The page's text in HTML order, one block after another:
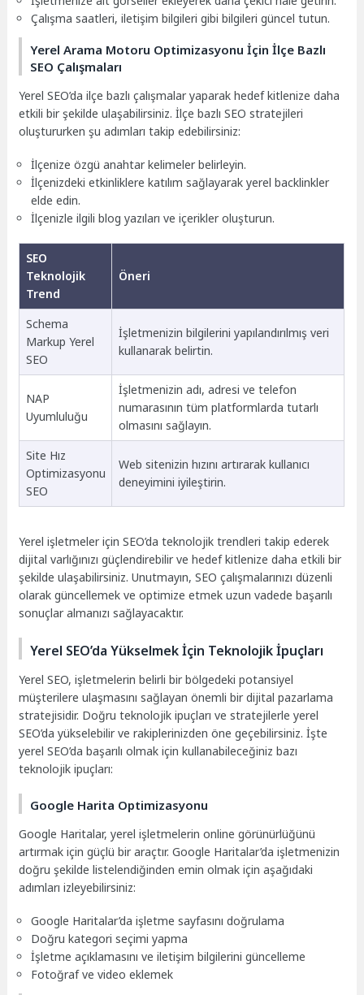
Çalışma saatleri, iletişim bilgileri gibi bilgileri güncel tutun.
Yerel Arama Motoru Optimizasyonu İçin İlçe Bazlı
SEO Çalışmaları
Yerel SEO’da ilçe bazlı çalışmalar yaparak hedef kitlenize daha
etkili bir şekilde ulaşabilirsiniz. İlçe bazlı SEO stratejileri
oluştururken şu adımları takip edebilirsiniz:
İlçenize özgü anahtar kelimeler belirleyin.
İlçenizdeki etkinliklere katılım sağlayarak yerel backlinkler
elde edin.
İlçenizle ilgili blog yazıları ve içerikler oluşturun.
SEO
Teknolojik
Trend
Öneri
Schema
Markup Yerel
SEO
İşletmenizin bilgilerini yapılandırılmış veri
kullanarak belirtin.
NAP
Uyumluluğu
İşletmenizin adı, adresi ve telefon
numarasının tüm platformlarda tutarlı
olmasını sağlayın.
Site Hız
Optimizasyonu
SEO
Web sitenizin hızını artırarak kullanıcı
deneyimini iyileştirin.
Yerel işletmeler için SEO’da teknolojik trendleri takip ederek
dijital varlığınızı güçlendirebilir ve hedef kitlenize daha etkili bir
şekilde ulaşabilirsiniz. Unutmayın, SEO çalışmalarınızı düzenli
olarak güncellemek ve optimize etmek uzun vadede başarılı
sonuçlar almanızı sağlayacaktır.
Yerel SEO’da Yükselmek İçin Teknolojik İpuçları
Yerel SEO, işletmelerin belirli bir bölgedeki potansiyel
müşterilere ulaşmasını sağlayan önemli bir dijital pazarlama
stratejisidir. Doğru teknolojik ipuçları ve stratejilerle yerel
SEO’da yükselebilir ve rakiplerinizden öne geçebilirsiniz. İşte
yerel SEO’da başarılı olmak için kullanabileceğiniz bazı
teknolojik ipuçları:
Google Harita Optimizasyonu
Google Haritalar, yerel işletmelerin online görünürlüğünü
artırmak için güçlü bir araçtır. Google Haritalar’da işletmenizin
doğru şekilde listelendiğinden emin olmak için aşağıdaki
adımları izleyebilirsiniz:
Google Haritalar’da işletme sayfasını doğrulama
Doğru kategori seçimi yapma
İşletme açıklamasını ve iletişim bilgilerini güncelleme
Fotoğraf ve video eklemek